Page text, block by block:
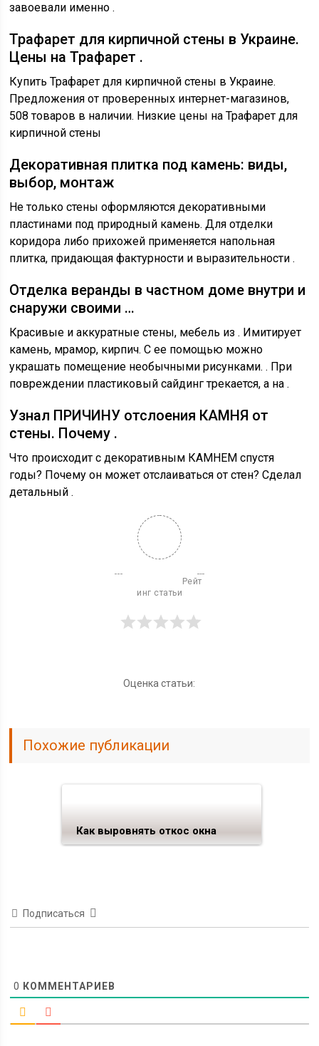
завоевали именно .
Трафарет для кирпичной стены в Украине.
Цены на Трафарет .
Купить Трафарет для кирпичной стены в Украине.
Предложения от проверенных интернет-магазинов,
508 товаров в наличии. Низкие цены на Трафарет для
кирпичной стены
Декоративная плитка под камень: виды,
выбор, монтаж
Не только стены оформляются декоративными
пластинами под природный камень. Для отделки
коридора либо прихожей применяется напольная
плитка, придающая фактурности и выразительности .
Отделка веранды в частном доме внутри и
снаружи своими …
Красивые и аккуратные стены, мебель из . Имитирует
камень, мрамор, кирпич. С ее помощью можно
украшать помещение необычными рисунками. . При
повреждении пластиковый сайдинг трекается, а на .
Узнал ПРИЧИНУ отслоения КАМНЯ от
стены. Почему .
Что происходит с декоративным КАМНЕМ спустя
годы? Почему он может отслаиваться от стен? Сделал
детальный .
инг статьи
Оценка статьи:
Похожие публикации
Как выровнять откос окна
Подписаться
0 КОММЕНТАРИЕВ